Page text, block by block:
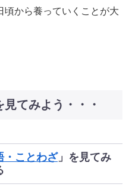
頃から養っていくことが大
てみよう・・・
・ことわざ」を見てみ